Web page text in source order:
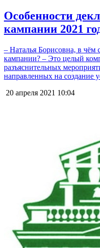
Особенности
кампании 2021
– Наталья Борисовна, в чём
кампании? – Это целый
разъяснительных
направленных на создание
20 апреля 2021 10:04